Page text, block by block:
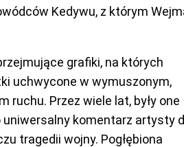
Kedywu, z którym
grafiki, na których
uchwycone w wymuszonym,
ruchu. Przez wiele lat, były one
komentarz artysty
tragedii wojny. Pogłębiona